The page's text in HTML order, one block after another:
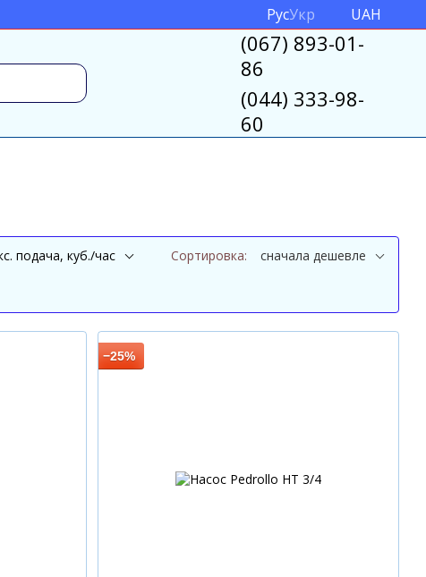
РусУкр UAH
(067) 893-01-
86
(044) 333-98-
60
подача, куб./час Сортировка: сначала дешевле
−25%